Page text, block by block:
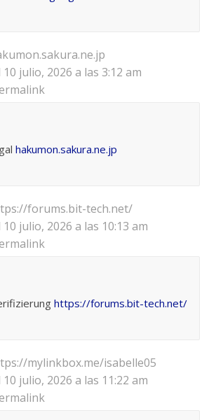
10 julio, 2026 a las 3:12 am
hakumon.sakura.ne.jp
forums.bit-tech.net/
10 julio, 2026 a las 10:13 am
https://forums.bit-tech.net/
mylinkbox.me/isabelle05
10 julio, 2026 a las 11:22 am